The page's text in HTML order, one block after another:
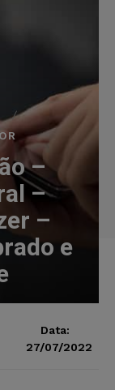
–
–
–
e
Data:
27/07/2022